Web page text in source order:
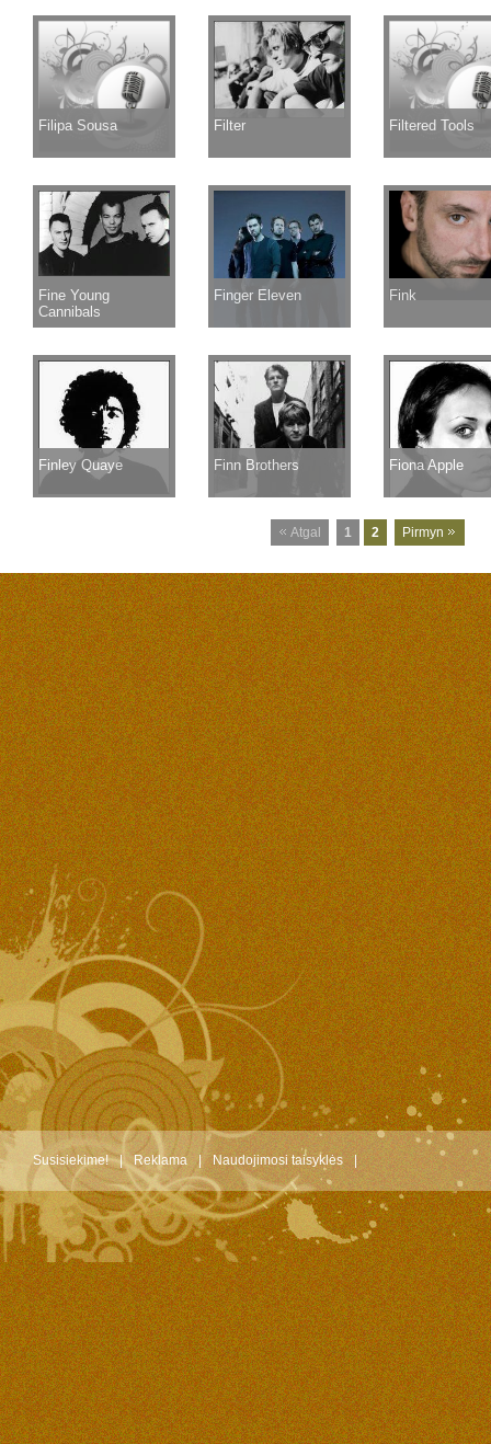
Filipa Sousa Filter Filtered Tools
Fine Young
Cannibals
Finger Eleven Fink
Finley Quaye Finn Brothers Fiona Apple
Atgal 1 2 Pirmyn
Susisiekime! | Reklama | Naudojimosi taisyklės |